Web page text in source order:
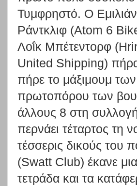
Τυμφρηστό. Ο
Ράντκλιφ (Atom 6
Λοΐκ Μπέτεντορφ
United Shipping)
πήρε το μάξιμουμ
πρωτοπόρου των
άλλους 8 στη
περνάει τέταρτος τη
τέσσερις δικούς του
(Swatt Club) έκανε
τετράδα και τα